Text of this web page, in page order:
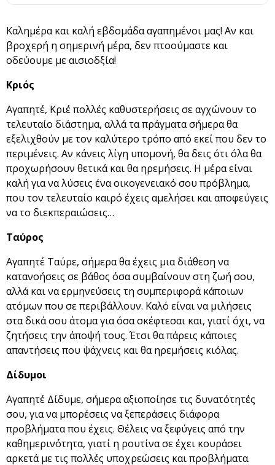
Καλημέρα και καλή εβδομάδα αγαπημένοι μας! Αν και
βροχερή η σημερινή μέρα, δεν πτοούμαστε και
οδεύουμε με αισιοδξία!
Κριός
Αγαπητέ, Κριέ πολλές καθυστερήσεις σε αγχώνουν το
τελευταίο διάστημα, αλλά τα πράγματα σήμερα θα
εξελιχθούν με τον καλύτερο τρόπο από εκεί που δεν το
περιμένεις. Αν κάνεις λίγη υπομονή, θα δεις ότι όλα θα
προχωρήσουν θετικά και θα ηρεμήσεις. Η μέρα είναι
καλή για να λύσεις ένα οικογενειακό σου πρόβλημα,
που τον τελευταίο καιρό έχεις αμελήσει και αποφεύγεις
να το διεκπεραιώσεις…
Ταύρος
Αγαπητέ Ταύρε, σήμερα θα έχεις μια διάθεση να
κατανοήσεις σε βάθος όσα συμβαίνουν στη ζωή σου,
αλλά και να ερμηνεύσεις τη συμπεριφορά κάποιων
ατόμων που σε περιβάλλουν. Καλό είναι να μιλήσεις
στα δικά σου άτομα για όσα σκέφτεσαι και, γιατί όχι, να
ζητήσεις την άποψή τους. Έτσι θα πάρεις κάποιες
απαντήσεις που ψάχνεις και θα ηρεμήσεις κιόλας.
Δίδυμοι
Αγαπητέ Δίδυμε, σήμερα αξιοποίησε τις δυνατότητές
σου, για να μπορέσεις να ξεπεράσεις διάφορα
προβλήματα που έχεις. Θέλεις να ξεφύγεις από την
καθημερινότητα, γιατί η ρουτίνα σε έχει κουράσει
αρκετά με τις πολλές υποχρεώσεις και προβλήματα.